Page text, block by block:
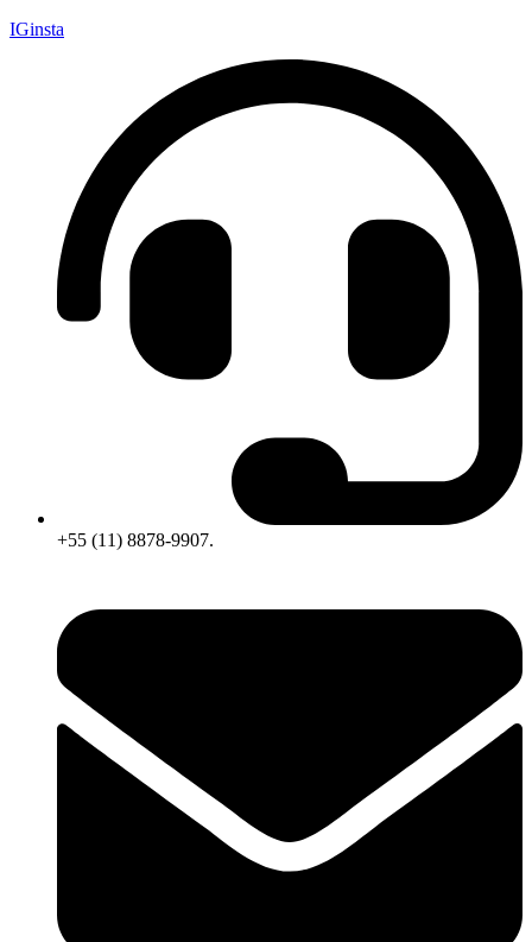
IGinsta
+55 (11) 8878-9907.